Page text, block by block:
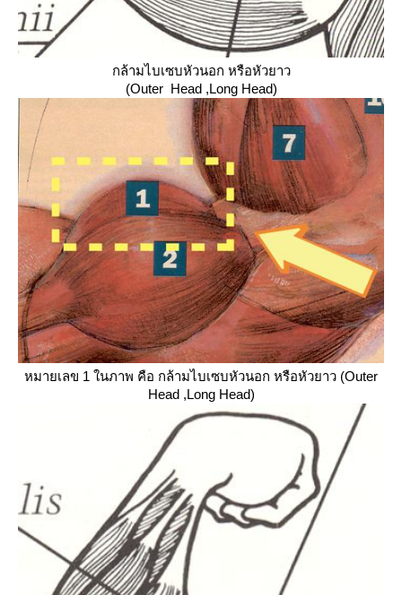
กล้ามไบเซบหัวนอก หรือหัวยาว
(Outer Head ,Long Head)
หมายเลข 1 ในภาพ คือ กล้ามไบเซบหัวนอก หรือหัวยาว (Outer
Head ,Long Head)